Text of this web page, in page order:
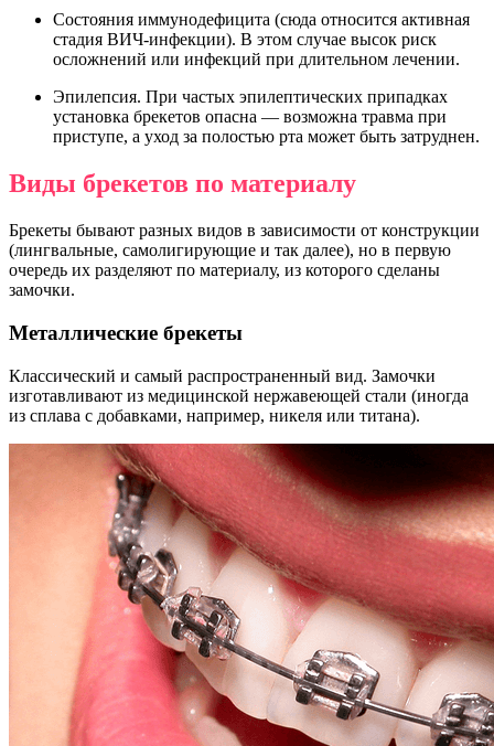
Состояния иммунодефицита (сюда относится активная
стадия ВИЧ-инфекции). В этом случае высок риск
осложнений или инфекций при длительном лечении.
Эпилепсия. При частых эпилептических припадках
установка брекетов опасна — возможна травма при
приступе, а уход за полостью рта может быть затруднен.
Виды брекетов по материалу
Брекеты бывают разных видов в зависимости от конструкции
(лингвальные, самолигирующие и так далее), но в первую
очередь их разделяют по материалу, из которого сделаны
замочки.
Металлические брекеты
Классический и самый распространенный вид. Замочки
изготавливают из медицинской нержавеющей стали (иногда
из сплава с добавками, например, никеля или титана).